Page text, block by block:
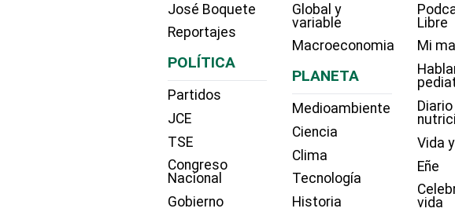
José Boquete
Reportajes
POLÍTICA
Partidos
JCE
TSE
Congreso
Nacional
Gobierno
Global y
variable
Macroeconomia
PLANETA
Medioambiente
Ciencia
Clima
Tecnología
Historia
Libre
Mi
Vida
Eñe
vida